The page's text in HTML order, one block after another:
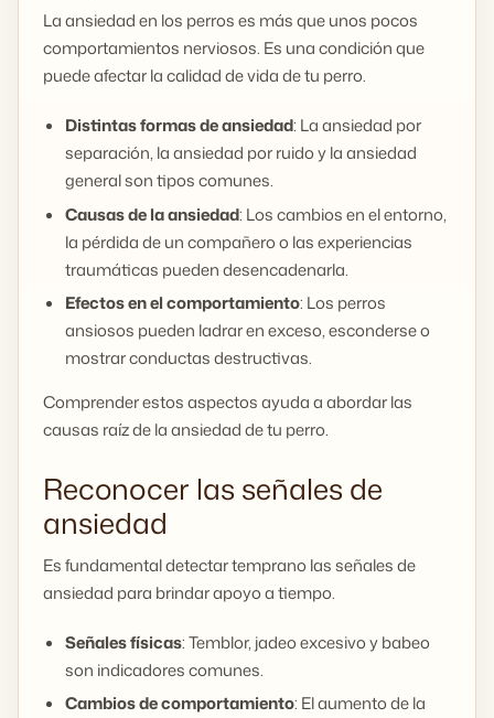
La ansiedad en los perros es más que unos pocos
comportamientos nerviosos. Es una condición que
puede afectar la calidad de vida de tu perro.
Distintas formas de ansiedad: La ansiedad por
separación, la ansiedad por ruido y la ansiedad
general son tipos comunes.
Causas de la ansiedad: Los cambios en el entorno,
la pérdida de un compañero o las experiencias
traumáticas pueden desencadenarla.
Efectos en el comportamiento: Los perros
ansiosos pueden ladrar en exceso, esconderse o
mostrar conductas destructivas.
Comprender estos aspectos ayuda a abordar las
causas raíz de la ansiedad de tu perro.
Reconocer las señales de
ansiedad
Es fundamental detectar temprano las señales de
ansiedad para brindar apoyo a tiempo.
Señales físicas: Temblor, jadeo excesivo y babeo
son indicadores comunes.
Cambios de comportamiento: El aumento de la